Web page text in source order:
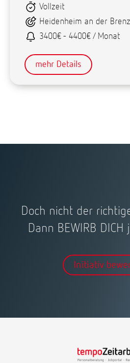
Vollzeit
Heidenheim an der Brenz
3400€ - 4400€ / Monat
mehr Details
Doch nicht der
Dann BEWIRB
Initiativ